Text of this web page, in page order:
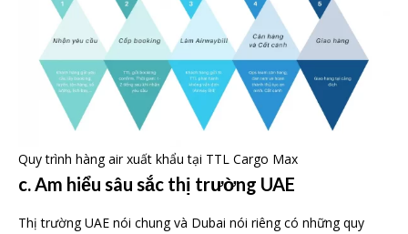
Quy trình hàng air xuất khẩu tại TTL Cargo Max
c. Am hiểu sâu sắc thị trường UAE
Thị trường UAE nói chung và Dubai nói riêng có những quy